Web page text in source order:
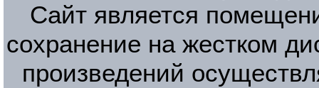
Сайт является
сохранение на жестком
произведений